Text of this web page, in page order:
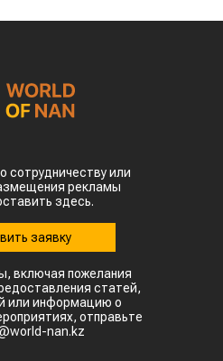
сотрудничеству или
рекламы
здесь.
заявку
включая пожелания
статей,
или информацию о
отправьте
nan.kz